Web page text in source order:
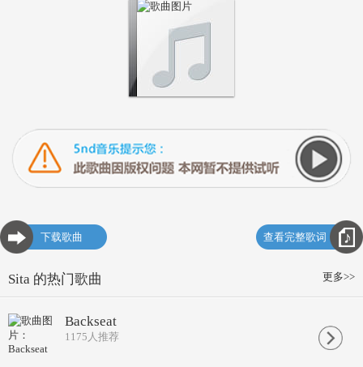
下载歌曲 查看完整歌词
更多>>
Sita 的热门歌曲
Backseat
1175 人推荐